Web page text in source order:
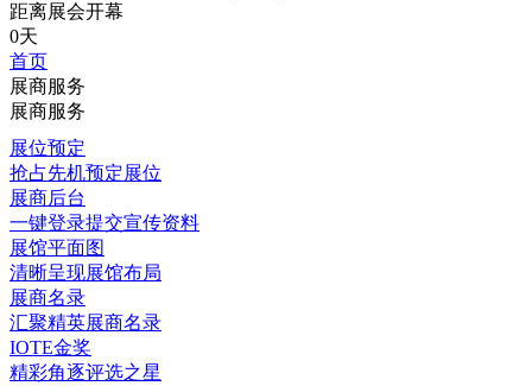
距离展会开幕
0天
首页
展商服务
展商服务
展位预定
抢占先机预定展位
展商后台
一键登录提交宣传资料
展馆平面图
清晰呈现展馆布局
展商名录
汇聚精英展商名录
IOTE金奖
精彩角逐评选之星